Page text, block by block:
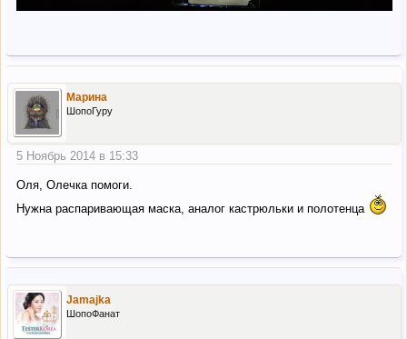
Марина
ШопоГуру
5 Ноябрь 2014 в 15:33
Оля, Олечка помоги.
Нужна распаривающая маска, аналог кастрюльки и полотенца
Jamajka
ШопоФанат